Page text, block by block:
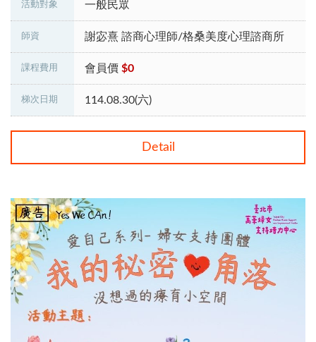
活動對象 一般民眾
師資 謝宓熹 諮商心理師/格桑美度心理諮商所
課程費用 會員價 $0
梯次日期 114.08.30(六)
Detail